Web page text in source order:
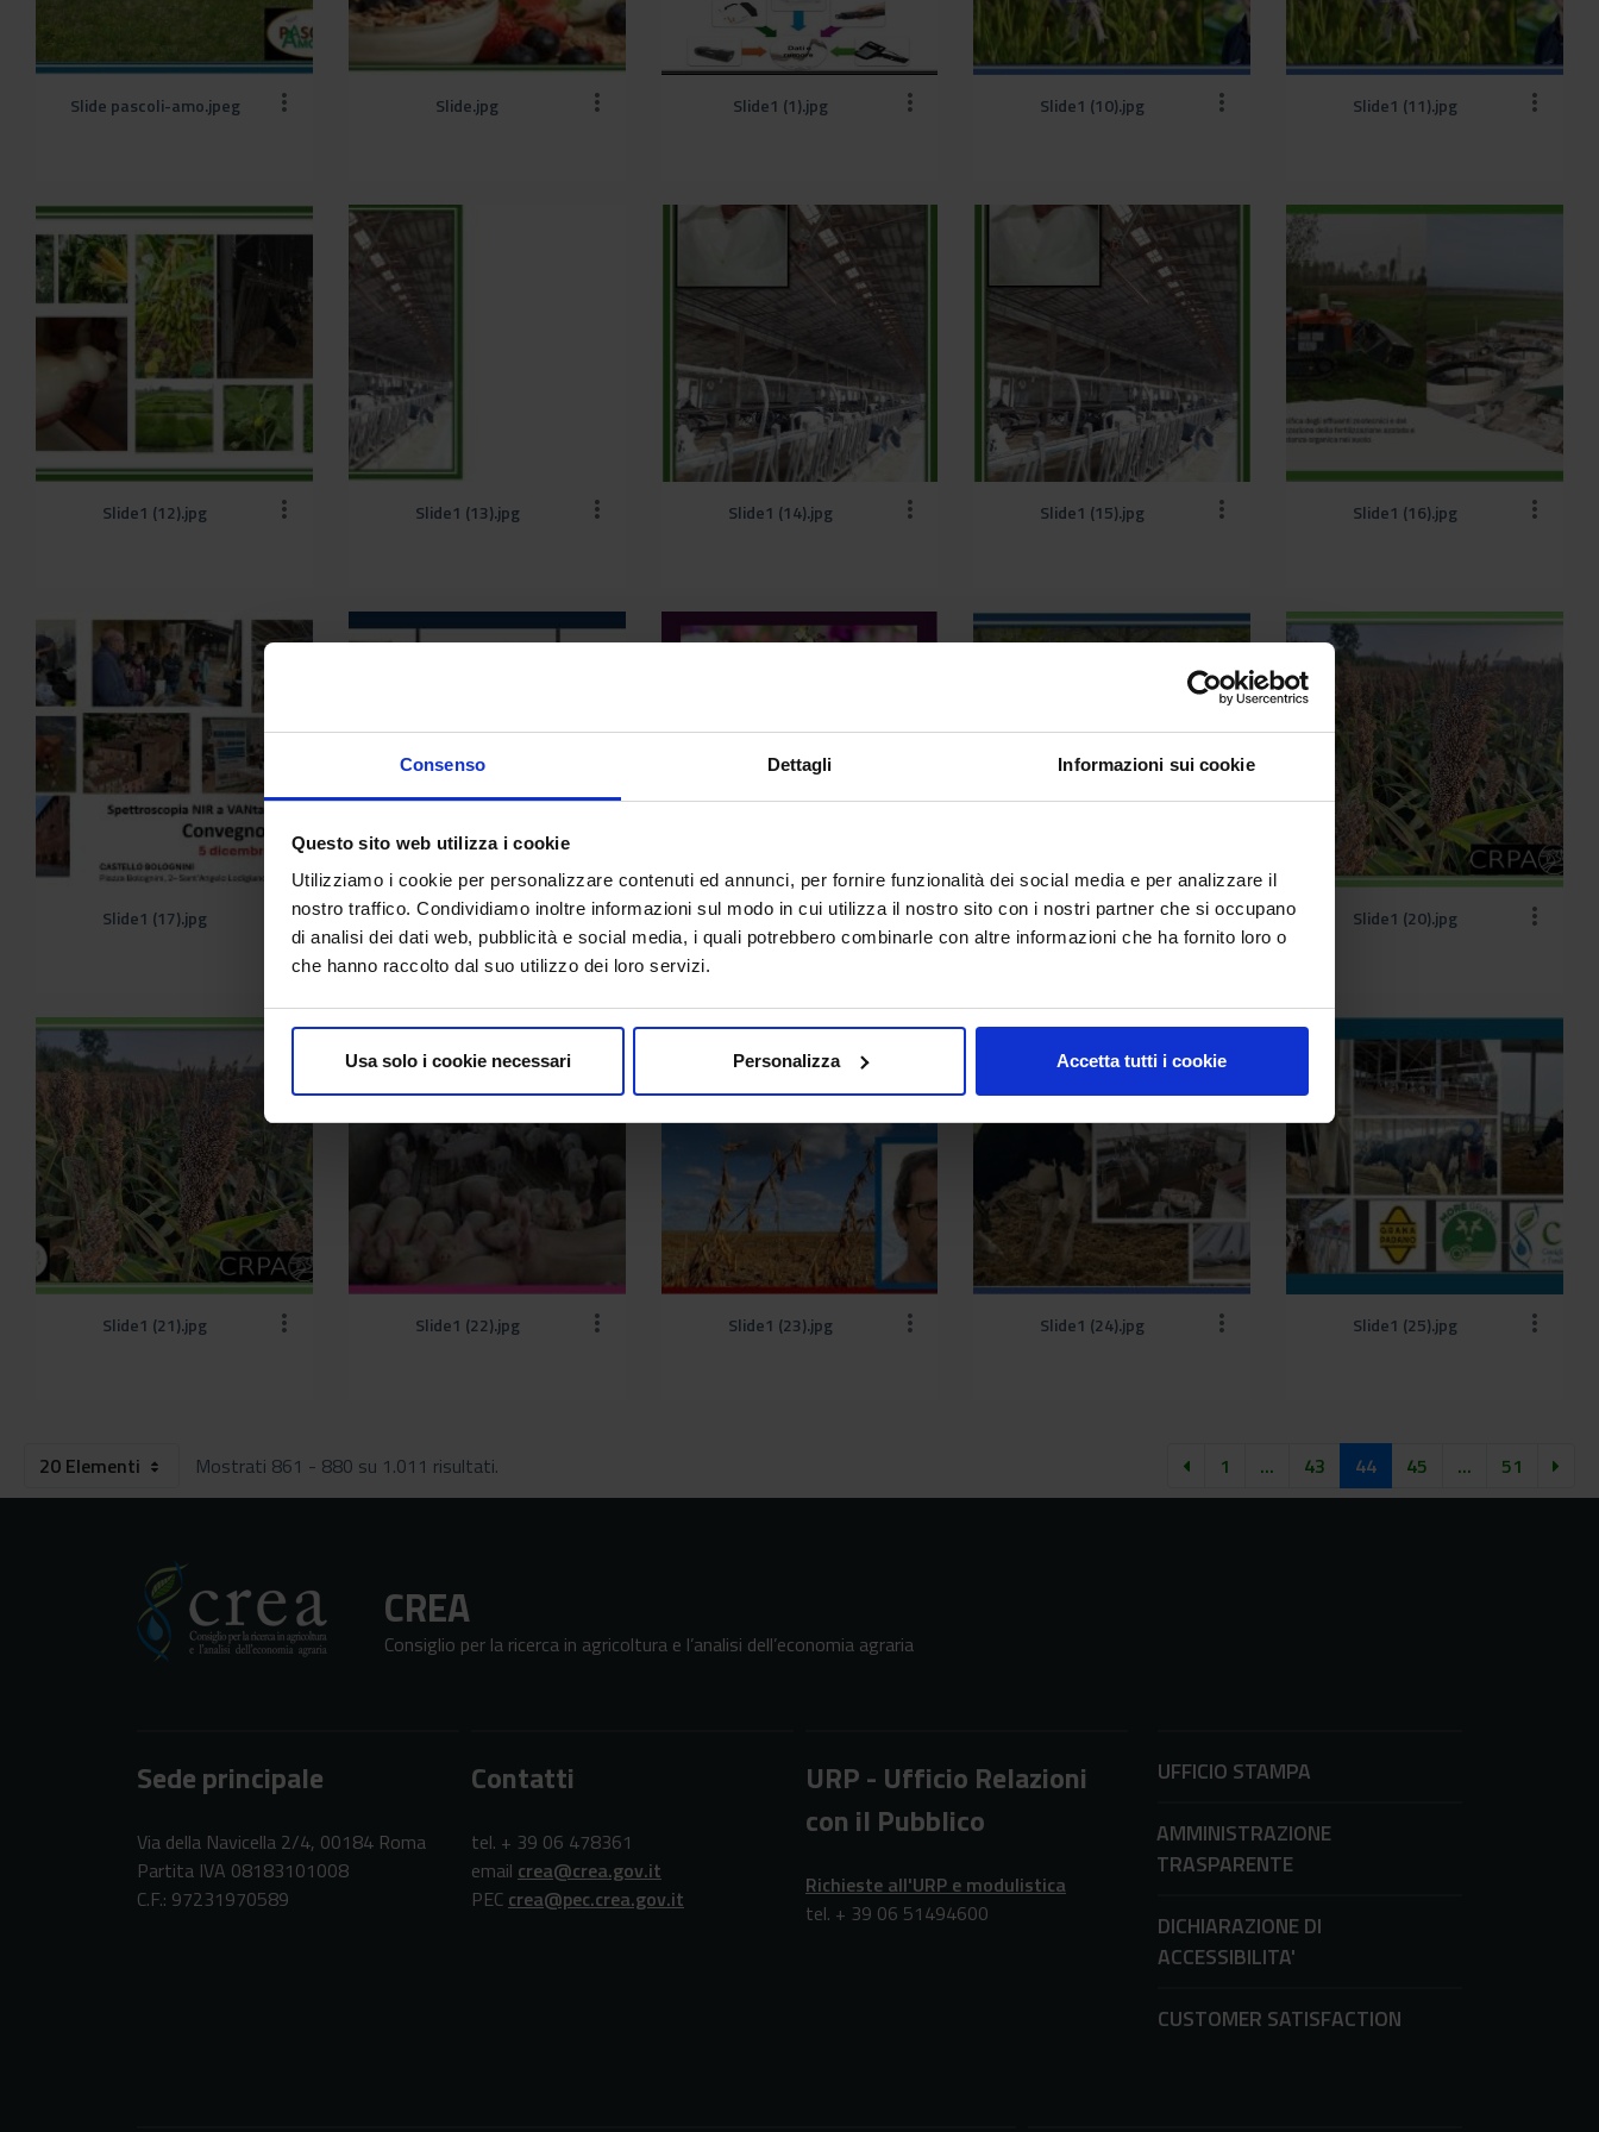
Consenso Dettagli Informazioni sui cookie
Questo sito web utilizza i cookie
Utilizziamo i cookie per personalizzare contenuti ed annunci, per fornire funzionalità dei social media e per analizzare il
nostro traffico. Condividiamo inoltre informazioni sul modo in cui utilizza il nostro sito con i nostri partner che si occupano
di analisi dei dati web, pubblicità e social media, i quali potrebbero combinarle con altre informazioni che ha fornito loro o
che hanno raccolto dal suo utilizzo dei loro servizi.
Usa solo i cookie necessari Personalizza Accetta tutti i cookie
Slide pascoli-amo.jpeg Slide.jpg Slide1 (1).jpg Slide1 (10).jpg Slide1 (11).jpg
Slide1 (12).jpg Slide1 (13).jpg Slide1 (14).jpg Slide1 (15).jpg Slide1 (16).jpg
Slide1 (17).jpg Slide1 (18).jpg Slide1 (19).jpg Slide1 (2).jpg Slide1 (20).jpg
Slide1 (21).jpg Slide1 (22).jpg Slide1 (23).jpg Slide1 (24).jpg Slide1 (25).jpg
20 Elementi Mostrati 861 - 880 su 1.011 risultati. 1 ... 43 44 45 ... 51
CREA
Consiglio per la ricerca in agricoltura e l’analisi dell’economia agraria
Sede principale
Via della Navicella 2/4, 00184 Roma
Partita IVA 08183101008
C.F.: 97231970589
Contatti
tel. + 39 06 478361
email crea@crea.gov.it
PEC crea@pec.crea.gov.it
URP - Ufficio Relazioni
con il Pubblico
Richieste all'URP e modulistica
tel. + 39 06 51494600
UFFICIO STAMPA
AMMINISTRAZIONE
TRASPARENTE
DICHIARAZIONE DI
ACCESSIBILITA'
CUSTOMER SATISFACTION